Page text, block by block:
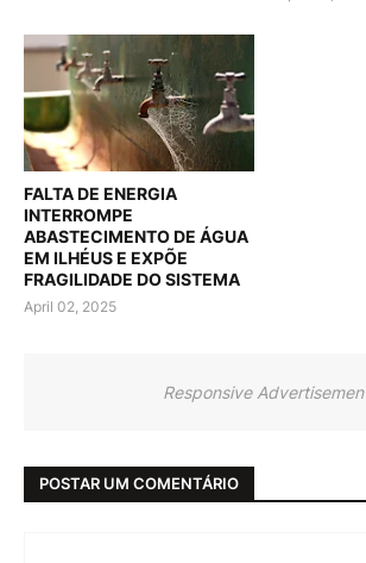
FALTA DE ENERGIA
INTERROMPE
ABASTECIMENTO DE ÁGUA
EM ILHÉUS E EXPÕE
FRAGILIDADE DO SISTEMA
April 02, 2025
Responsive
POSTAR UM COMENTÁRIO